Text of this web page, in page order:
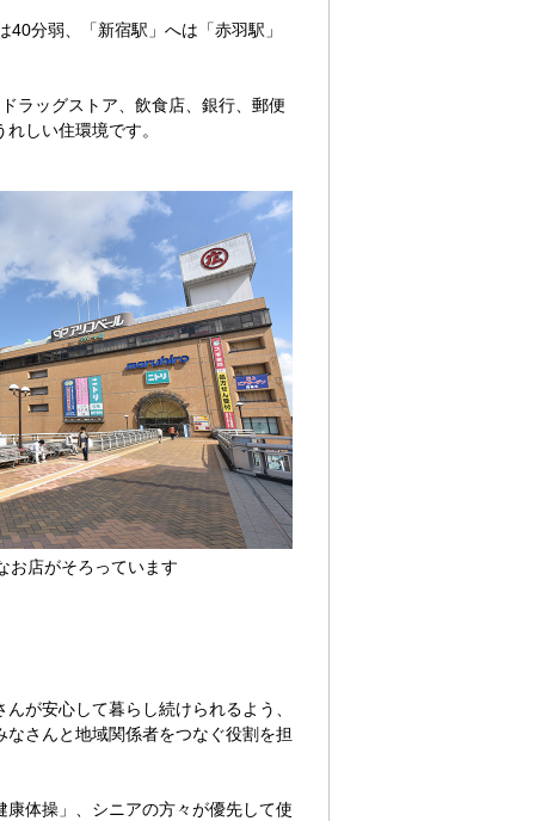
分弱、「新宿駅」へは「赤羽駅」
ラッグストア、飲食店、銀行、郵便
しい住環境です。
お店がそろっています
が安心して暮らし続けられるよう、
さんと地域関係者をつなぐ役割を担
体操」、シニアの方々が優先して使